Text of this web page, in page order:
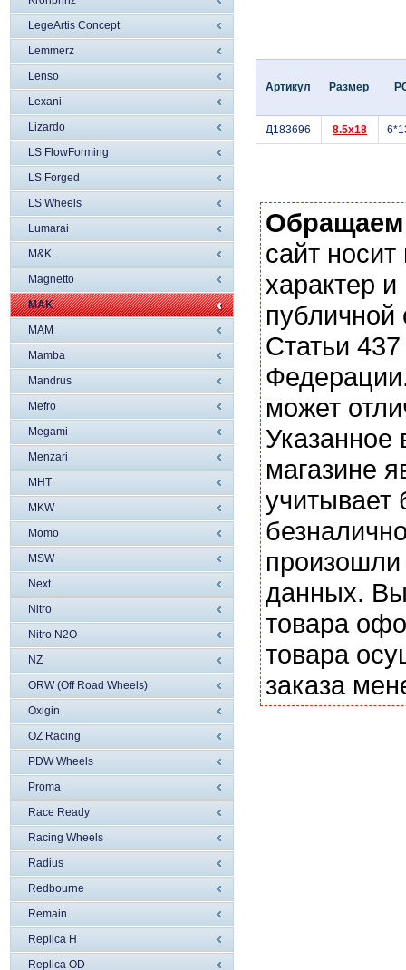
LegeArtis Concept
Lemmerz
Lenso
Lexani
Lizardo
LS FlowForming
LS Forged
LS Wheels
Lumarai
M&K
Magnetto
MAK
MAM
Mamba
Mandrus
Mefro
Megami
Menzari
MHT
MKW
Momo
MSW
Next
Nitro
Nitro N2O
NZ
ORW (Off Road Wheels)
Oxigin
OZ Racing
PDW Wheels
Proma
Race Ready
Racing Wheels
Radius
Redbourne
Remain
Replica H
Replica OD
Артикул Размер
Д183696 8.5x18
сайт
характер
Статьи
может
магазине
учитывает
данных. Вы
товара
товара
заказа